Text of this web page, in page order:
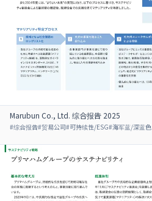
Marubun Co., Ltd. 综合报告 2025
#综合报告#贸易公司#可持续性/ESG#海军蓝/深蓝色